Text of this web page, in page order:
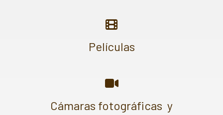
Películas
Cámaras fotográficas y